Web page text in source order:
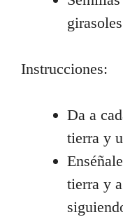
Instrucciones:
Da a
tierra y
tierra y